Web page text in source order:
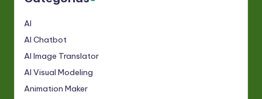
AI
AI Chatbot
AI Image Translator
AI Visual Modeling
Animation Maker